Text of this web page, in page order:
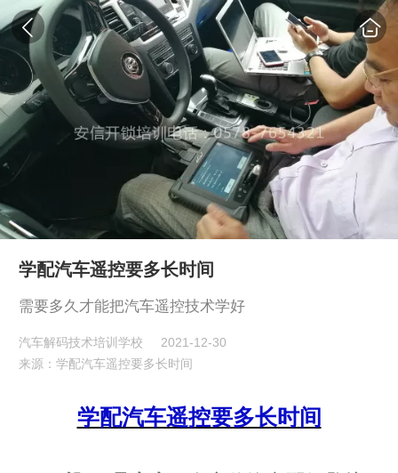
学配汽车遥控要多长时间
需要多久才能把汽车遥控技术学好
汽车解码技术培训学校
2021-12-30
来源：学配汽车遥控要多长时间
学配汽车遥控要多长时间